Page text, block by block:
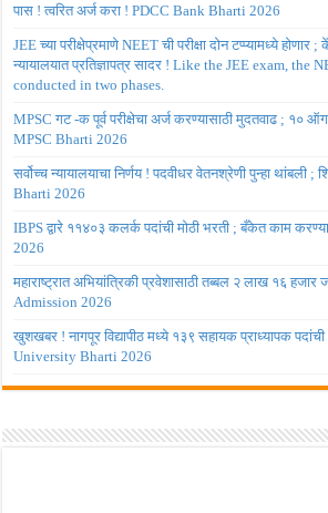
पास ! त्वरित अर्ज करा ! PDCC Bank Bharti 2026
JEE च्या परीक्षेप्रमाणे NEET ची परीक्षा दोन टप्प्यामध्ये
न्यायालयात प्रतिज्ञापत्र सादर ! Like the JEE exam, the
conducted in two phases.
MPSC गट -क पूर्व परीक्षेचा अर्ज करण्यासाठी मुदतवाढ ; १०
MPSC Bharti 2026
सर्वोच्च न्यायालयाचा निर्णय ! पदवीधर वेतनश्रेणी पुन्हा थांबली
Bharti 2026
IBPS द्वारे ११४०३ कलर्क पदांची मोठी भरती ; बँकेत काम
2026
महाराष्ट्रात अभियांत्रिकी प्रवेशासाठी तब्बल २ लाख १६
Admission 2026
खुशखबर ! नागपूर विद्यापीठ मध्ये १३९ सहायक प्राध्यापक
University Bharti 2026